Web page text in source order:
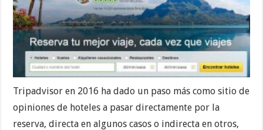
Tripadvisor en 2016 ha dado un paso más como sitio de
opiniones de hoteles a pasar directamente por la
reserva, directa en algunos casos o indirecta en otros,